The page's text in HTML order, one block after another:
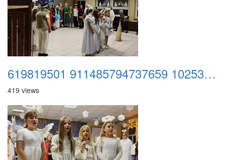
619819501 911485794737659 1025366010857713909 n
419 views